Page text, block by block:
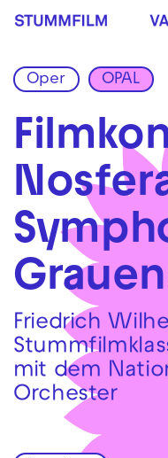
Zur Hauptnavigation
Oper
OPAL
Friedrich
mit dem
Orchester